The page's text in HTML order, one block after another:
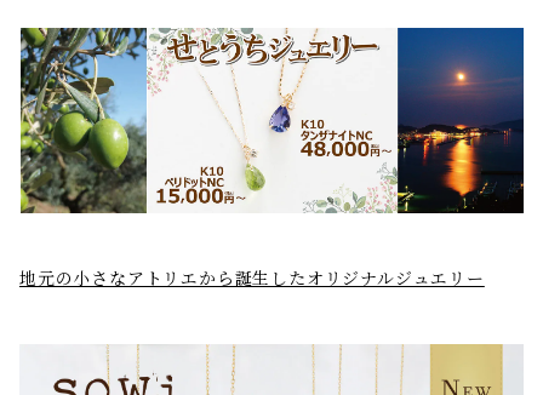
地元の小さなアトリエから誕生したオリジナルジュエリー